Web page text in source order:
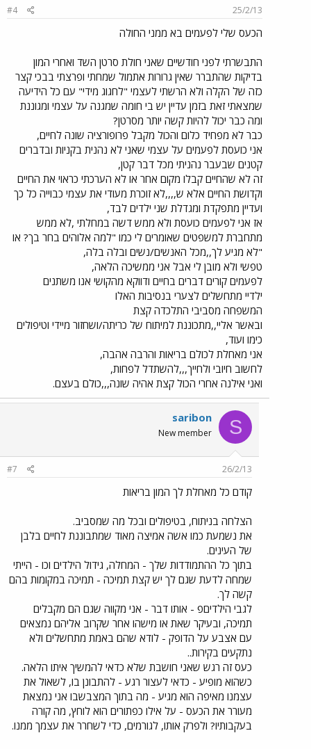
25/2/13
#4
הכעס שלי לפעמים בא ממני החולה
התבשרתי לפני חודשיים שאני חולת סרטן השד ואחרי המון
בדיקות שהתברר שאין גרורות אתמול שמחתי ופרצתי בבכי קצר
כזה של הקלה ולא הרשתי לעצמי "לחגוג מידי" עם כל הידיעה
שמצאתי זאת בזמן עדיין יש בי חומה שמגנה על עצמי ומגוננת
ומה כבר יכול להיות קשה יותר מסרטן?
כבר לא מפחיד כלום והכול מקבל פרופורציה שונה לחיים,
אני כועסת לפעמים על עצמי שאני לא נהנית בקניות ובדברים
קטנים שבעבר נהניתי מכל דבר קטן,
זה לא שהחיים קבלו מקום אחר או לא הערכתי כראוי את החיים
וקדושת החיים אלא ש,,,,לא זוכרת מעודי את עצמי כבוייה כל כך
ועדיין מתפקדת ומגדלת שני ילדים לבד,
אז אני לפעמים כועסת ולא ממש דשה במחלתי ,לא ממש
מתחברת למשפטים שאומרים לי כמו "למה אלוהים בחר בך? או
"לא מגיע לך,,מכל האנשים/נשים ובלה בלה,
טפשי ולא מובן לי אבל אני ממשיכה הלאה,
לפעמים קורים דברים בחיים ודווקא מהקושי אנו משתנים
ילדיי מתחשלים לצערי בנסיבות האלו
המשפחה מסביבי התלכדה קצת
ובאשר אליי,,מתכוננת למיתוח של כריתה/ושחזור מיידי וטיפולים
כימו ועוד,
אני מאחלת לכולם בריאות והרבה אהבה,
לחשוב חיובי ולחייך,,,להשתדל לפחות,
ואני אילנה אחרי הכול קצת אהיה שונה,,,כולם בעצם.
S
saribon
New member
26/2/13
#7
קודם כל מאחלת לך המון בריאות
הצלחה בניתוח, בטיפולים ובכל מה שמסביב.
את נשמעת כמו אשה אמיצה מאוד שמתבוננת לחיים בלבן
של העינים.
בתוך כל ההתמודדות שלך - המחלה, גידול הילדים וכו - הייתי
שמחה לדעת שגם לך יש קצת תמיכה - תמיכה במקומות בהם
קשה לך.
לגבי הילדיםפ - אותו דבר - אני מקווה שגם הם מקבלים
תמיכה, ובעיקר שאת או מישהו אחר שקרוב אליהם נמצאים
עם אצבע על הדופק - לודא שהם באמת מתחשלים ולא
נתקעים בקירות..
כעס זה רגש שאני חושבת שלא כדאי להמשיך איתו הלאה.
כשהוא מופיע - כדאי לעצור רגע - להתבונן בו, לשאול את
עצמנו מאיפה הוא מגיע - מה בתוך המצבשבו אני נמצאת
מעורר את הכעס - על אילו כפתורים הוא לוחץ, מה קורה
בעקבותיו? ולפרק אותו, לגורמים, כדי לשחרר את עצמך ממנו.